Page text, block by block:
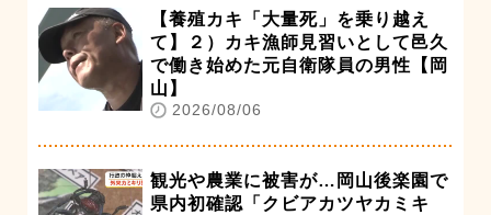
【養殖カキ「大量死」を乗り越え
て】２）カキ漁師見習いとして邑久
で働き始めた元自衛隊員の男性【岡
山】
2026/08/06
観光や農業に被害が…岡山後楽園で
県内初確認「クビアカツヤカミキ